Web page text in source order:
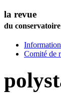
la revue
du conservatoire
Comité de